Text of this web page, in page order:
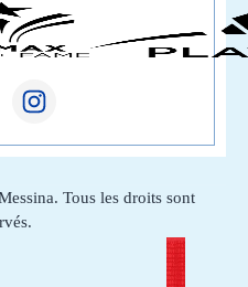
Tous les droits sont